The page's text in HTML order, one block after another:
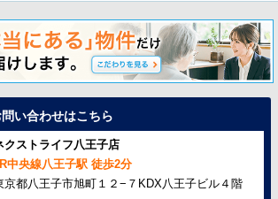
い合わせはこちら
クストライフ八王子店
中央線八王子駅 徒歩2分
京都八王子市旭町１２−７KDX八王子ビル４階